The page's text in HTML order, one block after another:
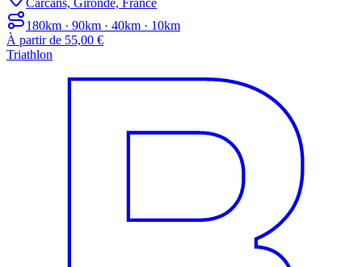
Carcans, Gironde, France
180km · 90km · 40km · 10km
À partir de 55,00 €
Triathlon